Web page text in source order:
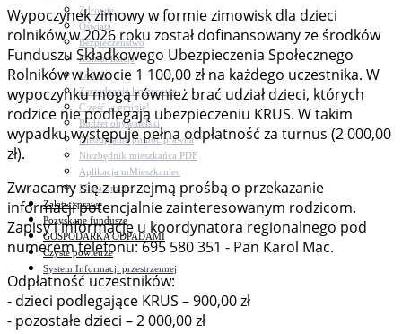
Zdrowie
Oświata
Bezpieczeństwo
Komunikacja
Parafie
Zarządzanie kryzysowe
C.ześć w gminie!
Budżet obywatelski
Nieodpłatna pomoc prawna
Niezbędnik mieszkańca PDF
Aplikacja mMieszkaniec
Mapa gminy
Załatw sprawę
Pozyskane fundusze
GOSPODARKA ODPADAMI
Czyste powietrze
System Informacji przestrzennej
Wypoczynek zimowy w formie zimowisk dla dzieci
rolników w 2026 roku został dofinansowany ze środków
Funduszu Składkowego Ubezpieczenia Społecznego
Rolników w kwocie 1 100,00 zł na każdego uczestnika. W
wypoczynku mogą również brać udział dzieci, których
rodzice nie podlegają ubezpieczeniu KRUS. W takim
wypadku występuje pełna odpłatność za turnus (2 000,00
zł).
Zwracamy się z uprzejmą prośbą o przekazanie
informacji potencjalnie zainteresowanym rodzicom.
Zapisy i informacje u koordynatora regionalnego pod
numerem telefonu: 695 580 351 - Pan Karol Mac.
Odpłatność uczestników:
- dzieci podlegające KRUS – 900,00 zł
- pozostałe dzieci – 2 000,00 zł